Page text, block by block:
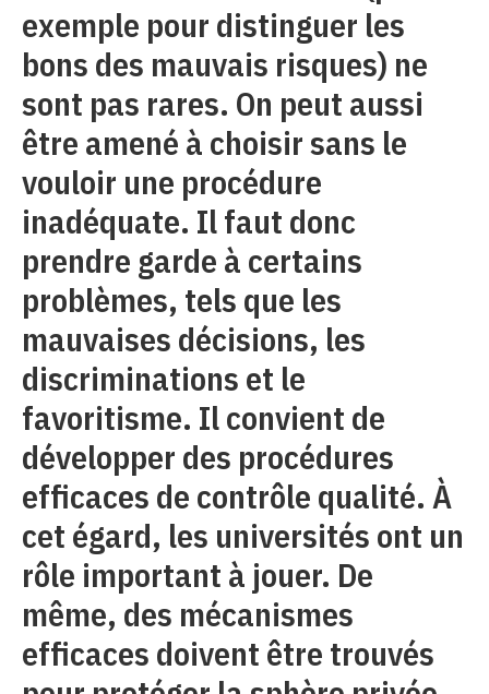
exemple pour distinguer les
bons des mauvais risques) ne
sont pas rares. On peut aussi
être amené à choisir sans le
vouloir une procédure
inadéquate. Il faut donc
prendre garde à certains
problèmes, tels que les
mauvaises décisions, les
discriminations et le
favoritisme. Il convient de
développer des procédures
efficaces de contrôle qualité. À
cet égard, les universités ont un
rôle important à jouer. De
même, des mécanismes
efficaces doivent être trouvés